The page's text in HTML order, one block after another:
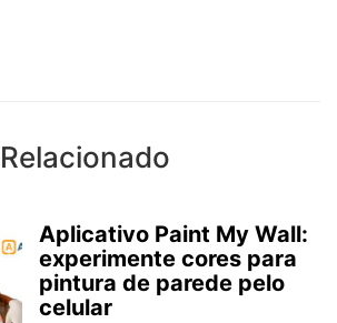
Aplicativo Paint My Wall:
experimente cores para
pintura de parede pelo
celular